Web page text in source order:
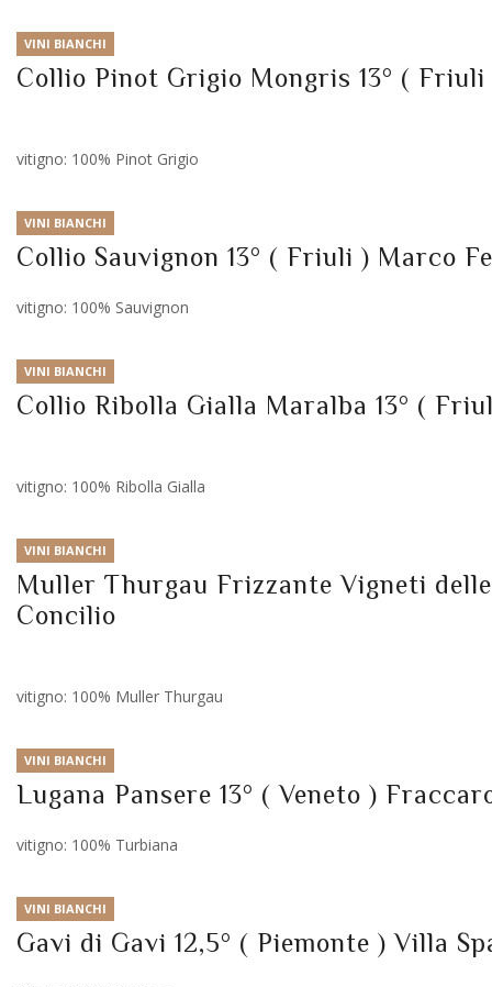
VINI BIANCHI
Collio Pinot Grigio Mongris 13° (
vitigno: 100% Pinot Grigio
VINI BIANCHI
Collio Sauvignon 13° ( Friuli ) Marco
vitigno: 100% Sauvignon
VINI BIANCHI
Collio Ribolla Gialla Maralba 13° (
vitigno: 100% Ribolla Gialla
VINI BIANCHI
Muller Thurgau Frizzante Vigneti delle
Concilio
vitigno: 100% Muller Thurgau
VINI BIANCHI
Lugana Pansere 13° ( Veneto )
vitigno: 100% Turbiana
VINI BIANCHI
Gavi di Gavi 12,5° ( Piemonte ) Villa